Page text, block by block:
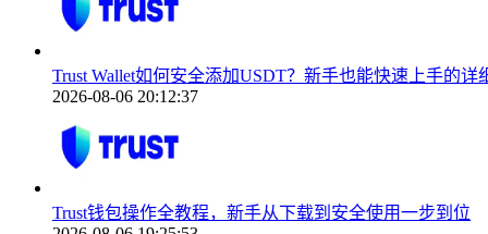
Trust Wallet如何安全添加USDT？新手也能快速上手的详
2026-08-06 20:12:37
Trust钱包操作全教程，新手从下载到安全使用一步到位